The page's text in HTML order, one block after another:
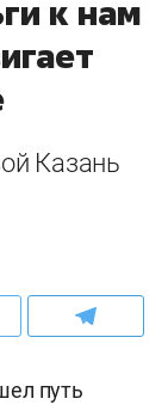
к нам
Казань
путь